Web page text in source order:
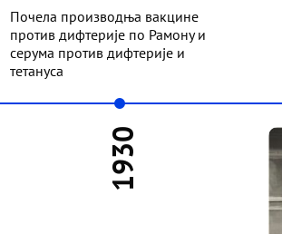
1930
Почела производња вакцине
против дифтерије по Рамону и
серума против дифтерије и
тетануса